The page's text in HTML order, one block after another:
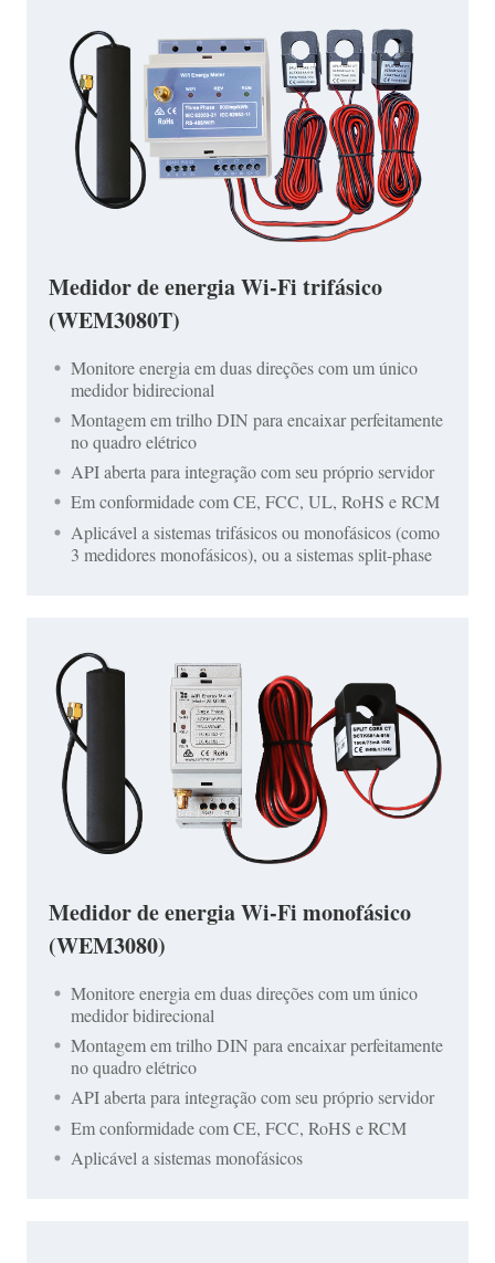
Medidor de energia Wi-Fi trifásico
(WEM3080T)
Monitore energia em duas direções com um único
medidor bidirecional
Montagem em trilho DIN para encaixar perfeitamente
no quadro elétrico
API aberta para integração com seu próprio servidor
Em conformidade com CE, FCC, UL, RoHS e RCM
Aplicável a sistemas trifásicos ou monofásicos (como
3 medidores monofásicos), ou a sistemas split-phase
Medidor de energia Wi-Fi monofásico
(WEM3080)
Monitore energia em duas direções com um único
medidor bidirecional
Montagem em trilho DIN para encaixar perfeitamente
no quadro elétrico
API aberta para integração com seu próprio servidor
Em conformidade com CE, FCC, RoHS e RCM
Aplicável a sistemas monofásicos